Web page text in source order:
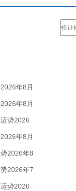
年8月
年8月
势2026
年8月
2026年8
2026年7
势2026